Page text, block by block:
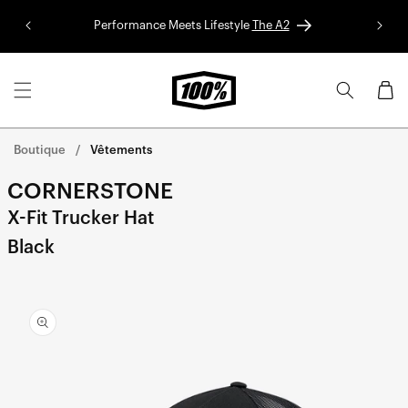
contenu
Performance Meets Lifestyle The A2
Panier
Boutique Vêtements
CORNERSTONE
X-Fit Trucker Hat
Black
informations
sur le